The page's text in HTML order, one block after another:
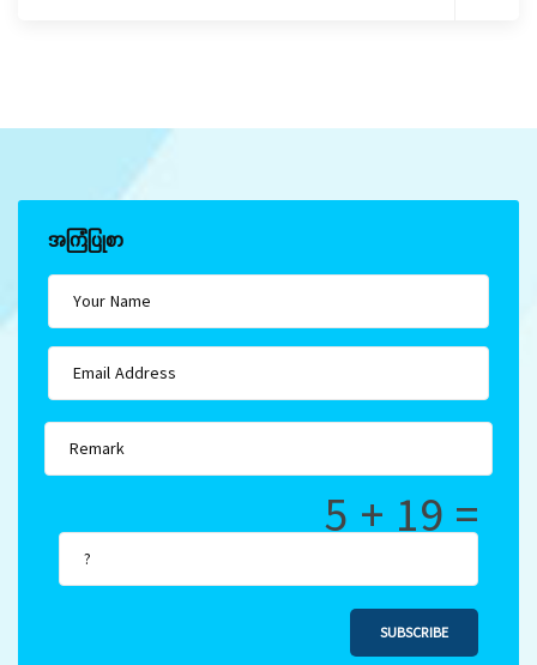
အကြံပြုစာ
5 + 19 =
SUBSCRIBE